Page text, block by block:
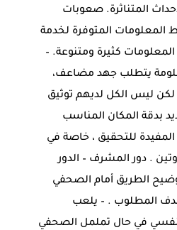
المتناثرة. صعوبات
المعلومات المتوفرة لخدمة
كثيرة ومتنوعة. –
يتطلب جهد مضاعف،
ليس الكل لديهم توثيق
بدقة المكان المناسب
للتحقيق ، خاصة في
. دور المشرف – الدور
الطريق أمام الصحفي
المطلوب . – يلعب
في حال تململ الصحفي